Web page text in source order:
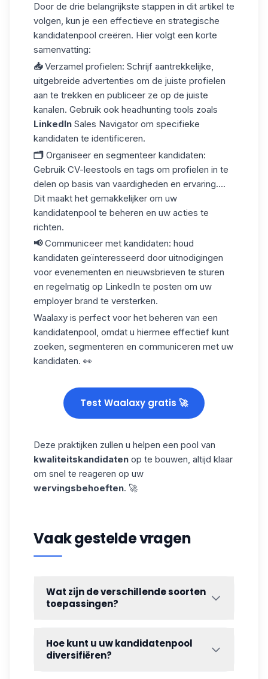
Door de drie belangrijkste stappen in dit artikel te
volgen, kun je een effectieve en strategische
kandidatenpool creëren. Hier volgt een korte
samenvatting:
📥 Verzamel profielen: Schrijf aantrekkelijke,
uitgebreide advertenties om de juiste profielen
aan te trekken en publiceer ze op de juiste
kanalen. Gebruik ook headhunting tools zoals
LinkedIn Sales Navigator om specifieke
kandidaten te identificeren.
🗂️ Organiseer en segmenteer kandidaten:
Gebruik CV-leestools en tags om profielen in te
delen op basis van vaardigheden en ervaring....
Dit maakt het gemakkelijker om uw
kandidatenpool te beheren en uw acties te
richten.
📢 Communiceer met kandidaten: houd
kandidaten geïnteresseerd door uitnodigingen
voor evenementen en nieuwsbrieven te sturen
en regelmatig op LinkedIn te posten om uw
employer brand te versterken.
Waalaxy is perfect voor het beheren van een
kandidatenpool, omdat u hiermee effectief kunt
zoeken, segmenteren en communiceren met uw
kandidaten. 👀
Test Waalaxy gratis 🚀
Deze praktijken zullen u helpen een pool van
kwaliteitskandidaten op te bouwen, altijd klaar
om snel te reageren op uw
wervingsbehoeften. 🚀
Vaak gestelde vragen
Wat zijn de verschillende soorten
toepassingen?
solliciteren zonder dat er een vacature
is. Handig om gemotiveerde mensen te
Hoe kunt u uw kandidatenpool
diversifiëren?